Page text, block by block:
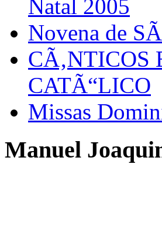
Natal 2005
Novena de
CÃ‚NTICOS
CATÃ“LICO
Missas
Manuel